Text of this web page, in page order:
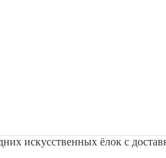
искусственных ёлок с